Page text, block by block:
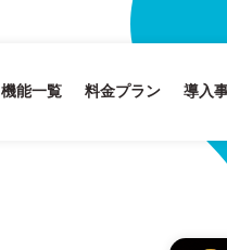
機能一覧 料金プラン 導入